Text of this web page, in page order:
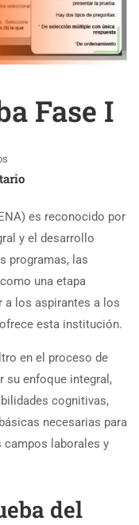
Fase I
es reconocido por
y el desarrollo
programas, las
una etapa
a los aspirantes a los
esta institución.
en el proceso de
su enfoque integral,
cognitivas,
necesarias para
laborales y
del